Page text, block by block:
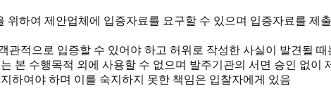
위하여 제안업체에 입증자료를 요구할 수 있으며 입증자료를 제
관적으로 입증할 수 있어야 하고 허위로 작성한 사실이 발견될 때
본 수행목적 외에 사용할 수 없으며 발주기관의 서면 승인 없이
하여야 하며 이를 숙지하지 못한 책임은 입찰자에게 있음